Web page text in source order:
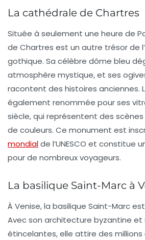
La cathédrale de Chartres
Située à seulement une heure de
de Chartres est un autre trésor de
gothique. Sa célèbre dôme bleu
atmosphère mystique, et ses
racontent des histoires anciennes.
également renommée pour ses
siècle, qui représentent des
de couleurs. Ce monument est
mondialde l’UNESCO et constitue
pour de nombreux voyageurs.
La basilique Saint-Marc à
À Venise, la basilique Saint-Marc
Avec son architecture byzantine et
étincelantes, elle attire des